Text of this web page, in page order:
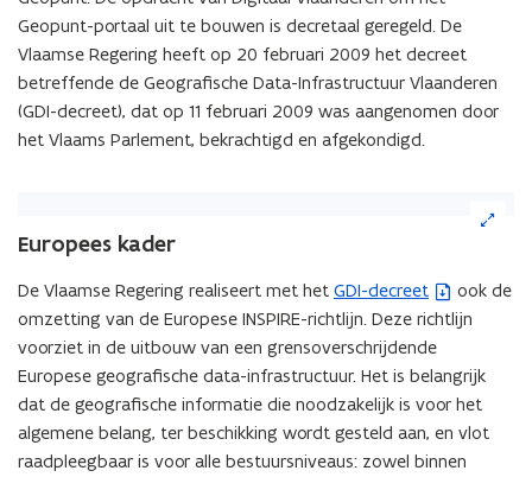
de
afbeelding
voor
een
vergrote
weergave)
Geopunt-portaal uit te bouwen is decretaal geregeld. De
Vlaamse Regering heeft op 20 februari 2009 het decreet
betreffende de Geografische Data-Infrastructuur Vlaanderen
(GDI-decreet), dat op 11 februari 2009 was aangenomen door
het Vlaams Parlement, bekrachtigd en afgekondigd.
Europees kader
De Vlaamse Regering realiseert met het GDI-decreet
(
b
e
s
t
a
n
ook de
omzetting van de Europese INSPIRE-richtlijn. Deze richtlijn
voorziet in de uitbouw van een grensoverschrijdende
Europese geografische data-infrastructuur. Het is belangrijk
dat de geografische informatie die noodzakelijk is voor het
algemene belang, ter beschikking wordt gesteld aan, en vlot
raadpleegbaar is voor alle bestuursniveaus: zowel binnen